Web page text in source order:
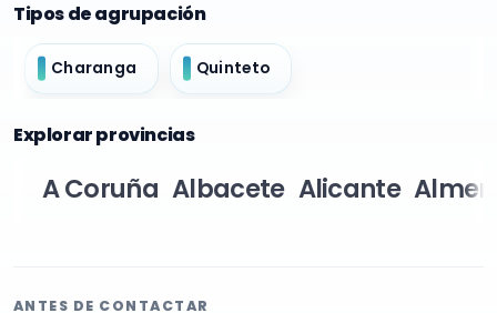
Tipos de agrupación
Charanga Quinteto
Explorar provincias
A Coruña Albacete Alicante
ANTES DE CONTACTAR